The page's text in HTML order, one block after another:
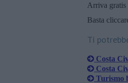
Arriva gratis
Basta
Ti
Costa
Costa
Turismo